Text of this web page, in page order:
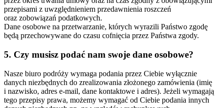
przepisami z uwzględnieniem przedawnienia roszczeń
oraz zobowiązań podatkowych.
Dane osobowe na przetwarzanie, których wyrazili Państwo zgodę
będą przechowywane do czasu cofnięcia przez Państwa zgody.
5. Czy musisz podać nam swoje dane osobowe?
Nasze biuro podróży wymaga podania przez Ciebie wyłącznie
danych niezbędnych do zrealizowania złożonego zamówienia (imię
i nazwisko, adres e-mail, dane kontaktowe i adres). Jeżeli wymagają
tego przepisy prawa, możemy wymagać od Ciebie podania innych